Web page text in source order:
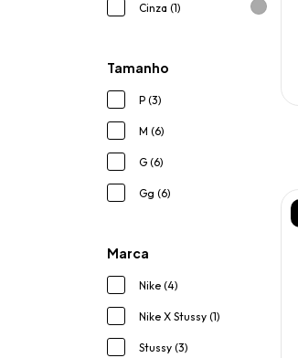
Cinza (1)
Tamanho
P (3)
M (6)
G (6)
Gg (6)
Marca
Nike (4)
Nike X Stussy (1)
Stussy (3)